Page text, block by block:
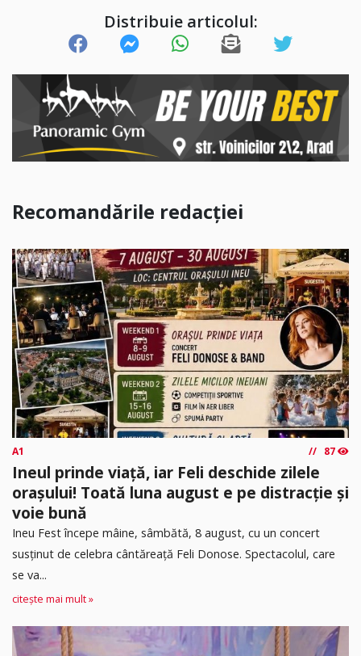
Distribuie articolul:
Recomandările redacției
A1 87
Ineul prinde viață, iar Feli deschide zilele
orașului! Toată luna august e pe distracție și
voie bună
Ineu Fest începe mâine, sâmbătă, 8 august, cu un concert
susținut de celebra cântăreață Feli Donose. Spectacolul, care
se va...
citește mai mult »